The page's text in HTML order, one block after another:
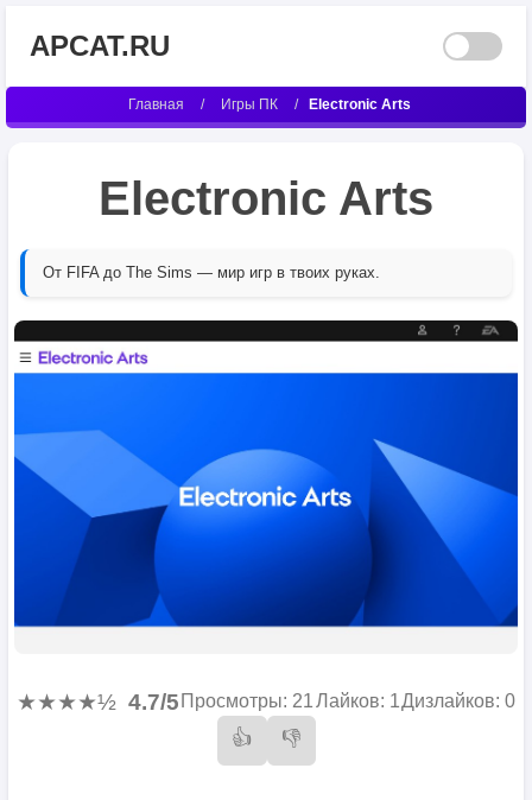
APCAT.RU
Главная / Игры ПК / Electronic Arts
Electronic Arts
От FIFA до The Sims — мир игр в твоих руках.
★★★★½ 4.7/5 Просмотры: 21Лайков: 1Дизлайков: 0
👍 👎